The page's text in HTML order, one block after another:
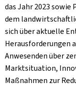
das Jahr 2023 sowie
dem
sich über aktuelle
Herausforderungen
Anwesenden über
Marktsituation,
Maßnahmen zur